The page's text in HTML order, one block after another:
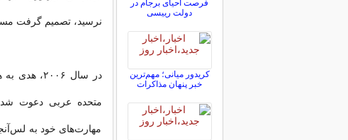
نرسید، تصمیم گرفت
در سال
متحده عربی دعوت
مهارت‌های خود به
فرصت احیای برجام در
دولت رییسی
کریدور میانی؛ مهم‌ترین
خبر پنهان مذاکرات